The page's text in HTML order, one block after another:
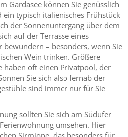
Gardasee können Sie genüsslich
typisch italienisches Frühstück
der Sonnenuntergang über dem
auf der Terrasse eines
bewundern – besonders, wenn Sie
Wein trinken. Größere
haben oft einen Privatpool, der
Sie sich also fernab der
sind immer nur für Sie
sollten Sie sich am Südufer
umsehen. Hier